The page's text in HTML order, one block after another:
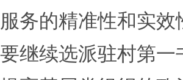
务的精准性和实
继续选派驻村第